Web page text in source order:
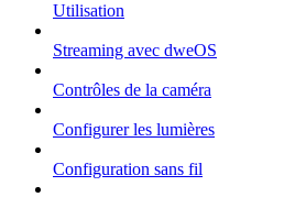
Utilisation
Streaming avec dweOS
Contrôles de la caméra
Configurer les lumières
Configuration sans fil